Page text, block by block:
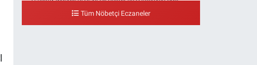
Tüm Nöbetçi Eczaneler